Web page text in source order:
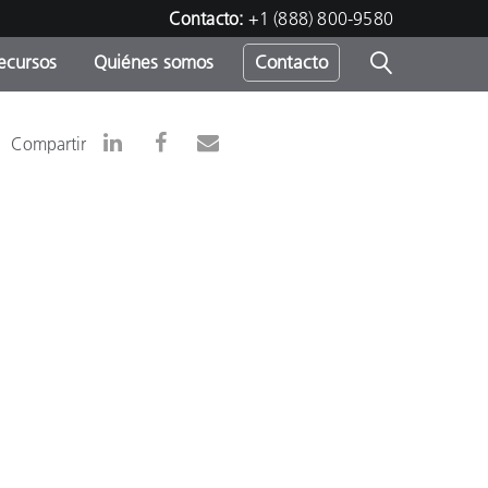
Contacto: +1 (888) 800-9580
Quiénes somos Contacto
Compartir